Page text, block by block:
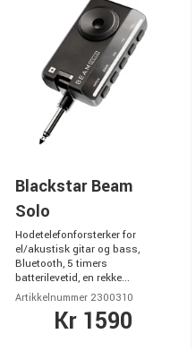
Blackstar Beam
Solo
Hodetelefonforsterker for
el/akustisk gitar og bass,
Bluetooth, 5 timers
batterilevetid, en rekke...
Artikkelnummer 2300310
Kr 1590